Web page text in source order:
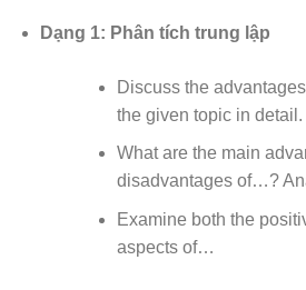
Dạng 1: Phân tích trung lập
Discuss the
the given topic in detail.
What are the main
disadvantages of…?
Examine both the
aspects of…